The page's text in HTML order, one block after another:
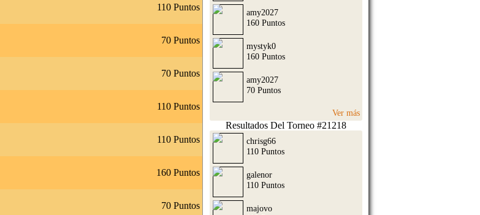
110 Puntos
70 Puntos
70 Puntos
110 Puntos
110 Puntos
160 Puntos
70 Puntos
amy2027
160 Puntos
mystyk0
160 Puntos
amy2027
70 Puntos
Ver más
Resultados Del Torneo #21218
chrisg66
110 Puntos
galenor
110 Puntos
majovo